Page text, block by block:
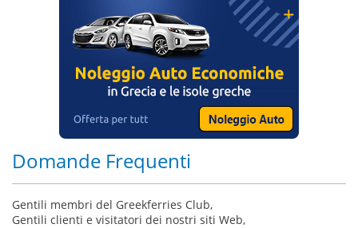
Domande Frequenti
Gentili membri del Greekferries Club,
Gentili clienti e visitatori dei nostri siti Web,